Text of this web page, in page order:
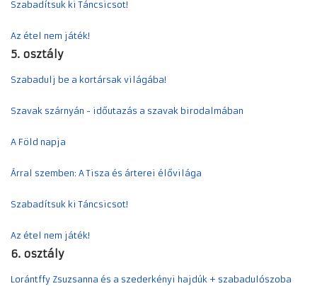
Szabadítsuk ki Táncsicsot!
Az étel nem játék!
5. osztály
Szabadulj be a kortársak világába!
Szavak szárnyán - időutazás a szavak birodalmában
A Föld napja
Árral szemben: A Tisza és árterei élővilága
Szabadítsuk ki Táncsicsot!
Az étel nem játék!
6. osztály
Lorántffy Zsuzsanna és a szederkényi hajdúk + szabadulószoba